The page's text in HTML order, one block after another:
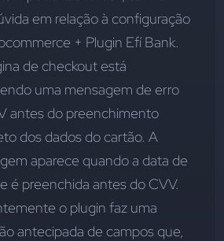
em relação à configuração
+ Plugin Efí Bank.
de checkout está
uma mensagem de erro
antes do preenchimento
dos dados do cartão. A
aparece quando a data de
é preenchida antes do CVV.
o plugin faz uma
antecipada de campos que,